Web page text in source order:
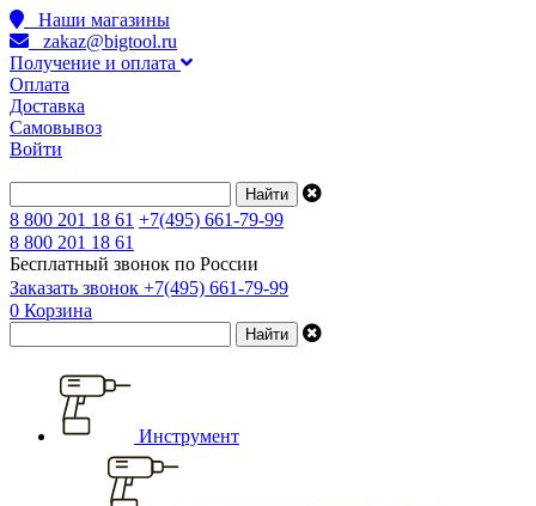
Наши магазины
zakaz@bigtool.ru
Получение и оплата
Оплата
Доставка
Самовывоз
Войти
8 800 201 18 61 +7(495) 661-79-99
8 800 201 18 61
Бесплатный звонок по России
Заказать звонок +7(495) 661-79-99
0 Корзина
Инструмент